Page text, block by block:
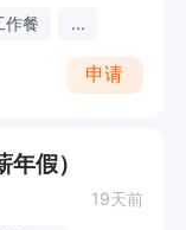
作餐 ...
申请
假）
19天前